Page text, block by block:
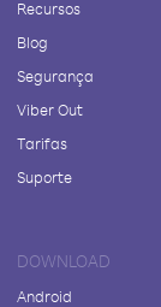
Recursos
Blog
Segurança
Viber Out
Tarifas
Suporte
DOWNLOAD
Android